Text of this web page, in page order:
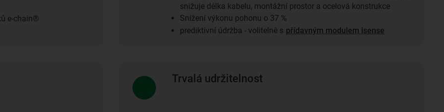
e-chain®
snižuje délka kabelu, montážní prostor a ocelová konstrukce
Snížení výkonu pohonu o 37 %
prediktivní údržba - volitelně s přídavným modulem isense
Trvalá udržitelnost